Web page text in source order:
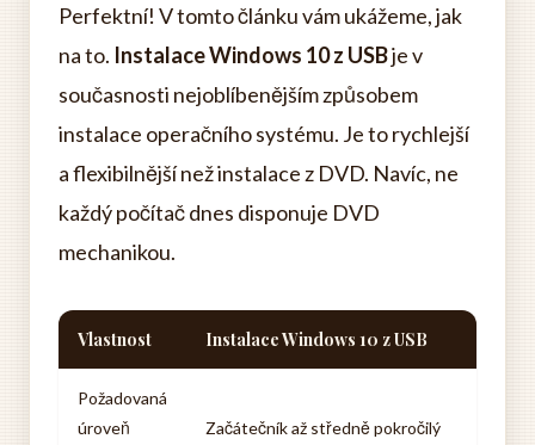
Perfektní! V tomto článku vám ukážeme, jak
na to. Instalace Windows 10 z USBje v
současnosti nejoblíbenějším způsobem
instalace operačního systému. Je to rychlejší
a flexibilnější než instalace z DVD. Navíc, ne
každý počítač dnes disponuje DVD
mechanikou.
Vlastnost Instalace Windows 10 z USB
Požadovaná
úroveň
Začátečník až středně pokročilý